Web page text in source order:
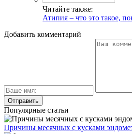
Читайте также:
Атипия – что это такое,
Добавить комментарий
Популярные статьи
Причины месячных с кусками